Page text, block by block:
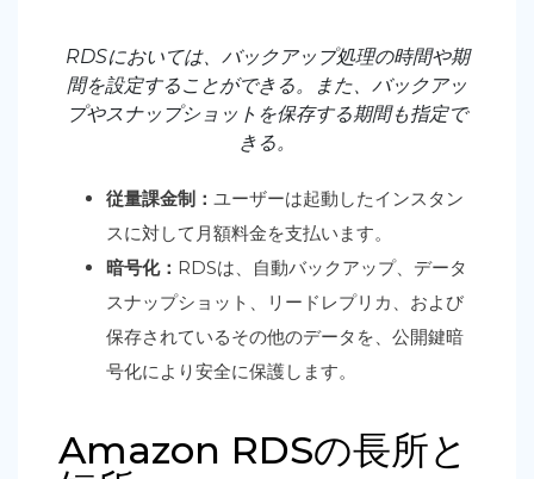
RDSにおいては、バックアップ処理の時間や期
間を設定することができる。また、バックアッ
プやスナップショットを保存する期間も指定で
きる。
従量課金制： ユーザーは起動したインスタン
スに対して月額料金を支払います。
暗号化： RDSは、自動バックアップ、データ
スナップショット、リードレプリカ、および
保存されているその他のデータを、公開鍵暗
号化により安全に保護します。
Amazon RDSの長所と